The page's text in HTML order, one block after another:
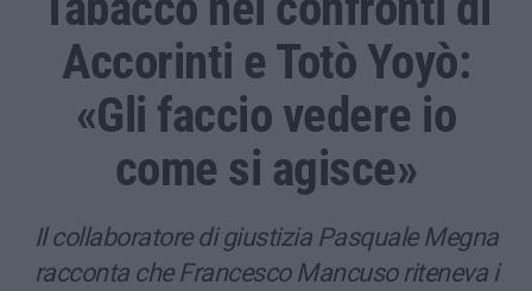
Accorinti e Totò Yoyò:
«Gli faccio vedere io
come si agisce»
Il collaboratore di giustizia Pasquale Megna
racconta che Francesco Mancuso riteneva i